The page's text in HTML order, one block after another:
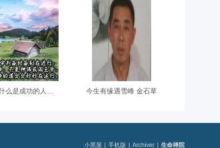
今生有缘遇雪峰 金石草
小黑屋 手机版 Archiver 生命禅院